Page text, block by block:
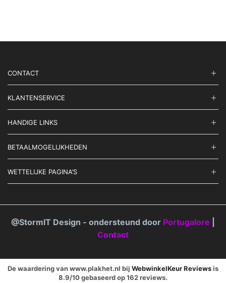
CONTACT
KLANTENSERVICE
HANDIGE LINKS
BETAALMOGELIJKHEDEN
WETTELIJKE PAGINA’S
@StormIT Design - ondersteund door Portugalore
Contact
De waardering van www.plakhet.nl bij WebwinkelKeur Reviewsis
8.9/10 gebaseerd op 162 reviews.